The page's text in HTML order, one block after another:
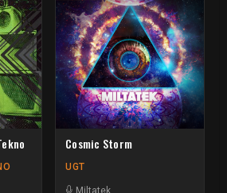
Cosmic Storm
UGT